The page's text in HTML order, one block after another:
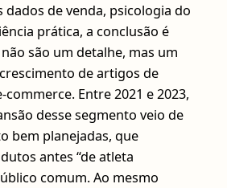
de venda, psicologia do
prática, a conclusão é
são um detalhe, mas um
de artigos de
Entre 2021 e 2023,
desse segmento veio de
bem planejadas, que
antes “de atleta
comum. Ao mesmo